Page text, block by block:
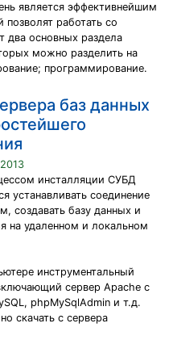
является эффективнейшим
работать со
основных раздела
можно разделить на
программирование.
баз данных
инсталляции СУБД
устанавливать соединение
создавать базу данных и
на удаленном и локальном
инструментальный
сервер Apache с
phpMySqlAdmin и т.д.
скачать с сервера